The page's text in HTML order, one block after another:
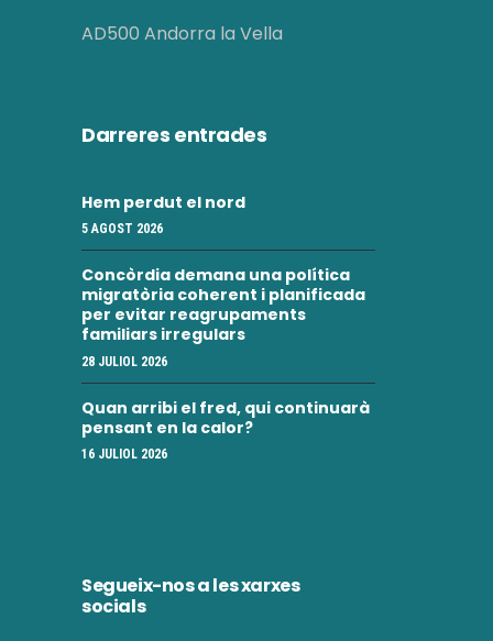
AD500 Andorra la Vella
Darreres entrades
Hem perdut el nord
5 AGOST 2026
Concòrdia demana una política
migratòria coherent i planificada
per evitar reagrupaments
familiars irregulars
28 JULIOL 2026
Quan arribi el fred, qui continuarà
pensant en la calor?
16 JULIOL 2026
Segueix-nos a les xarxes
socials